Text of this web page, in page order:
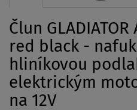
Člun GLADIATOR
red black -
hliníkovou
elektrickým
na 12V